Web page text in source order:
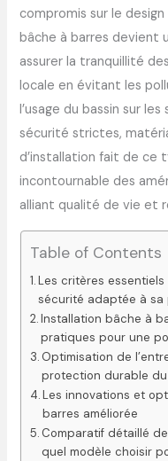
compromis sur le
bâche à barres devient
assurer la tranquillité
locale en évitant les
l’usage du bassin sur
sécurité strictes,
d’installation fait de ce
incontournable des
alliant qualité de vie et
Table of Contents
Les critères
sécurité adaptée à sa
Installation bâche à
pratiques pour une
Optimisation de
protection durable
Les innovations et
barres améliorée
Comparatif détaillé
quel modèle choisir